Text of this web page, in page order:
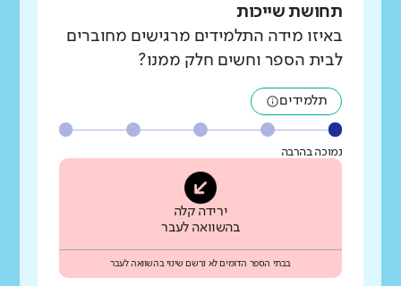
תחושת שייכות
באיזו מידה התלמידים מרגישים מחוברים
לבית הספר וחשים חלק ממנו?
תלמידים
נמוכה בהרבה
ירידה קלה
בהשוואה לעבר
בבתי הספר הדומים לא נרשם שינוי בהשוואה לעבר